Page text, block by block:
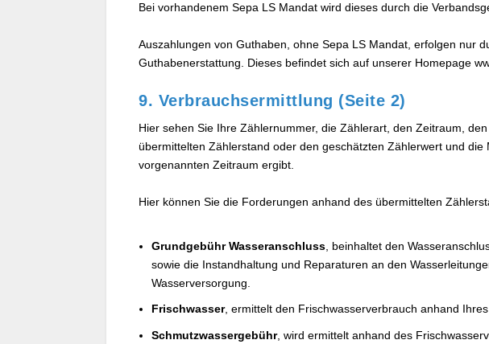
Bei vorhandenem Sepa LS Mandat wird dieses durch die
Auszahlungen von Guthaben, ohne Sepa LS Mandat, erfolgen nur
Guthabenerstattung. Dieses befindet sich auf unserer Homepage
9. Verbrauchsermittlung (Seite 2)
Hier sehen Sie Ihre Zählernummer, die Zählerart, den Zeitraum,
übermittelten Zählerstand oder den geschätzten Zählerwert und
vorgenannten Zeitraum ergibt.
Hier können Sie die Forderungen anhand des übermittelten
Grundgebühr Wasseranschluss , beinhaltet den
sowie die Instandhaltung und Reparaturen an den
Wasserversorgung.
Frischwasser, ermittelt den Frischwasserverbrauch anhand
Schmutzwassergebühr, wird ermittelt anhand des